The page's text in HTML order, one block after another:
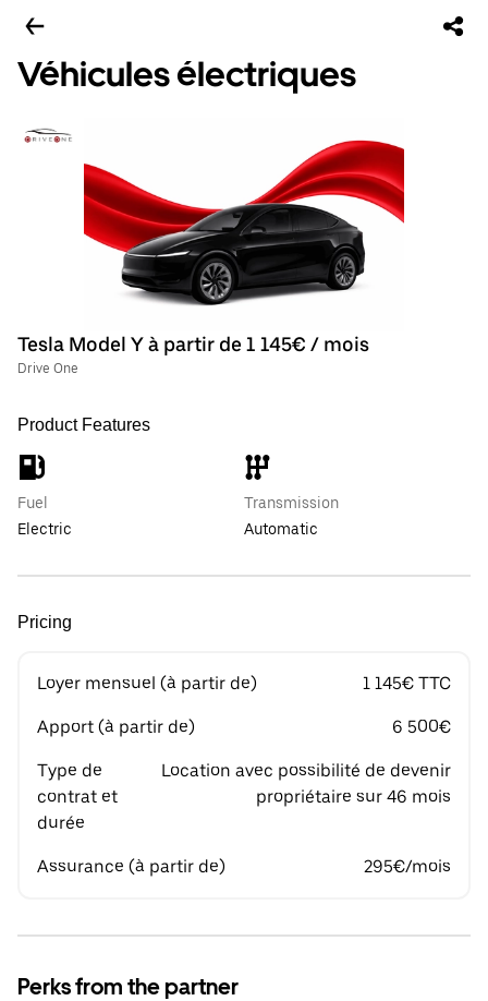
Véhicules électriques
Tesla Model Y à partir de 1 145€ / mois
Drive One
Product Features
Fuel
Electric
Transmission
Automatic
Pricing
Loyer mensuel (à partir de) 1 145€ TTC
Apport (à partir de) 6 500€
Type de
contrat et
durée
Location avec possibilité de devenir
propriétaire sur 46 mois
Assurance (à partir de) 295€/mois
Perks from the partner